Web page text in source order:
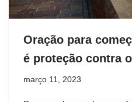
Oração para
é proteção contra
março 11, 2023